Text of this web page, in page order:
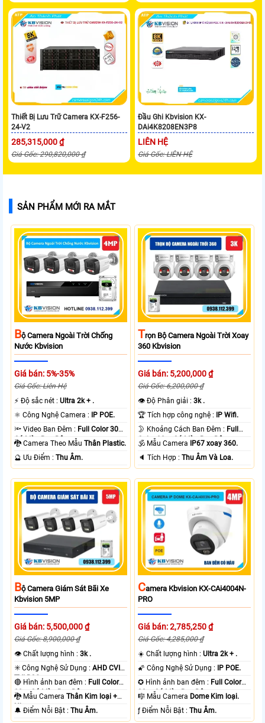
Thiết Bị Lưu Trữ Camera KX-F256-
24-V2
285,315,000 ₫
Giá Gốc: 290,820,000 ₫
Đầu Ghi Kbvision KX-
DAi4K8208EN3P8
LIÊN HỆ
Giá Gốc: LIÊN HỆ
SẢN PHẨM MỚI RA MẮT
BỘ Camera Ngoài Trời Chống
Nước Kbvision
Giá bán: 5%-35%
Giá Gốc: Liên Hệ
️⚡ Độ sắc nét :Ultra 2k + .
⚛️ Công Nghệ Camera : IP POE.
🔦 Video Ban Đêm : Full Color 30m
Có Màu Ban Ðêm.
🐉️ Camera Theo MẫuThân Plastic.
️🔮 Ưu Điểm :Thu Âm.
TRọn Bộ Camera Ngoài Trời Xoay
360 Kbvision
Giá bán: 5,200,000 ₫
Giá Gốc: 6,200,000 ₫
👁 Độ Phân giải :3k .
🏆 Tích hợp công nghệ : IP Wifi.
🌛 Khoảng Cách Ban Đêm : Full
Color 30m Có Màu Ban Ðêm.
🕉️ Mẫu Camera IP67 xoay 360.
️🔈 Tích Hợp :Thu Âm Và Loa.
BỘ Camera Giám Sát Bãi Xe
Kbvision 5MP
Giá bán: 5,500,000 ₫
Giá Gốc: 8,900,000 ₫
👁 Chất lượng hình :3k .
✳️ Công Nghệ Sử Dụng :AHD CVI
TVI BCS.
🔴 Hình ảnh ban đêm : Full Color
80m Có Màu Ban Ðêm.
🐉️ Mẫu CameraThân Kim loại +
Nhựa.
️🔔 Điểm Nỗi Bật :Thu Âm.
CAmera Kbvision KX-CAi4004N-
PRO
Giá bán: 2,785,250 ₫
Giá Gốc: 4,285,000 ₫
☀️ Chất lượng hình :Ultra 2k + .
🌠 Công Nghệ Sử Dụng :
IP POE.
✪ Hình ảnh ban đêm : Full Color
30m Có Màu Ban Ðêm.
🎼️ Mẫu Camera Dome Kim loại.
️ƒ Điểm Nỗi Bật :Thu Âm.